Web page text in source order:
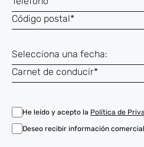
He leído y acepto la Política de
Deseo recibir información comercial